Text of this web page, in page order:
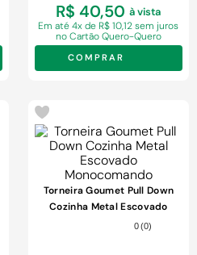
R$ 40,50 à vista
Ematé 4x de R$ 10,12 sem juros
no Cartão Quero-Quero
COMPRAR
Torneira Goumet Pull Down
Cozinha Metal Escovado
Monocomando
0 (0)